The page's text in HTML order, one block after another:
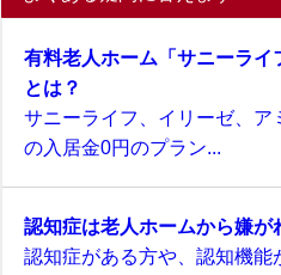
有料老人ホーム「サニーライ
とは？
サニーライフ、イリーゼ、ア
の入居金0円のプラン...
認知症は老人ホームから嫌が
認知症がある方や、認知機能